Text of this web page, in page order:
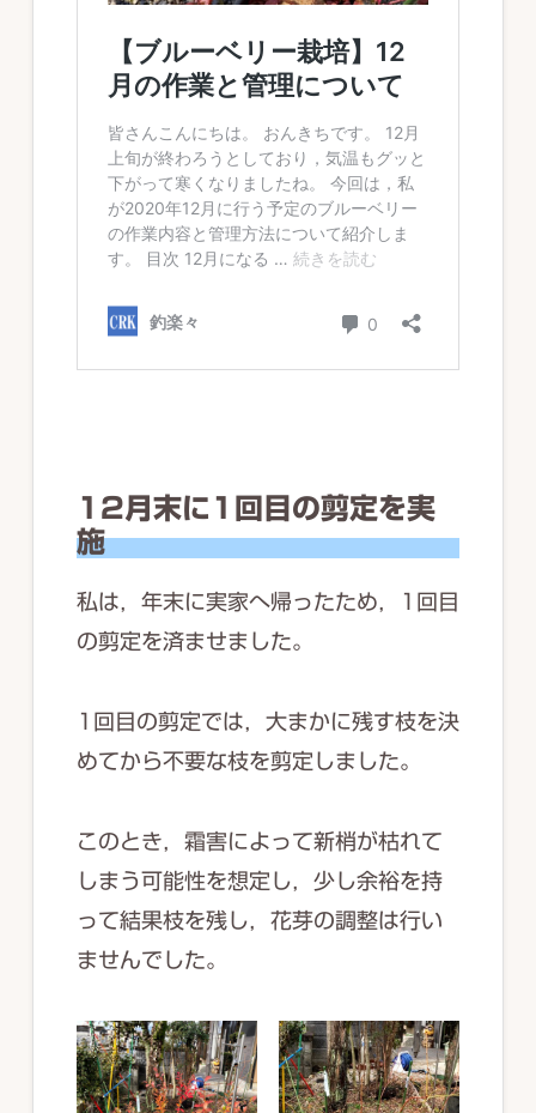
12月末に1回目の剪定を実
施
私は，年末に実家へ帰ったため，1回目
の剪定を済ませました。
1回目の剪定では，大まかに残す枝を決
めてから不要な枝を剪定しました。
このとき，霜害によって新梢が枯れて
しまう可能性を想定し，少し余裕を持
って結果枝を残し，花芽の調整は行い
ませんでした。